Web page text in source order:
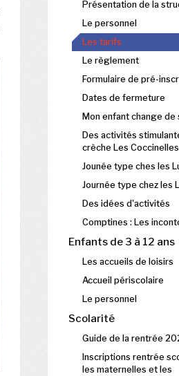
Présentation de la
Le personnel
Les tarifs
Le règlement
Formulaire de pré-
Dates de fermeture
Mon enfant change de
Des activités
crèche Les Coccinelles
Jounée type ches les
Journée type chez les
Des idées d'activités
Comptines : Les
Enfants de 3 à 12 ans
Les accueils de loisirs
Accueil périscolaire
Le personnel
Scolarité
Guide de la rentrée
Inscriptions rentrée
les maternelles et les